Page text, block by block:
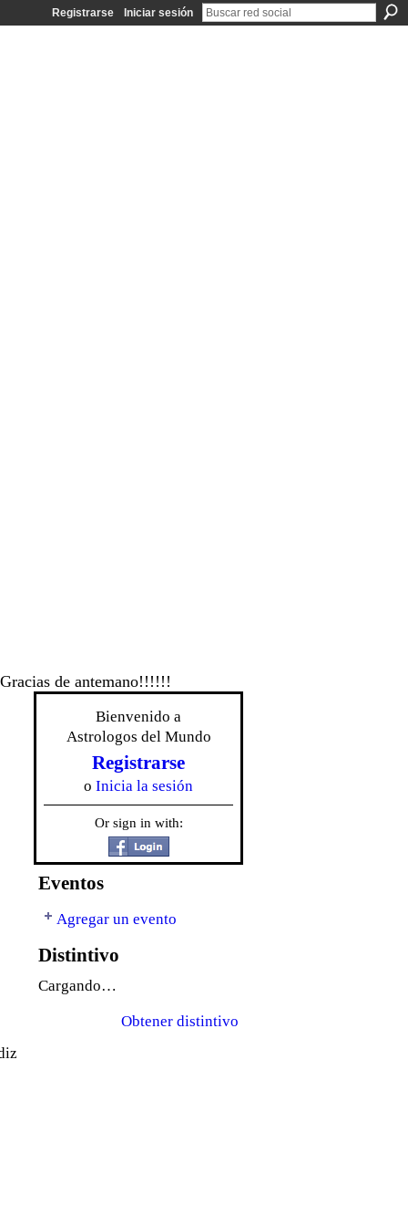
Registrarse Iniciar sesión
de antemano!!!!!!
Bienvenido a
Astrologos del Mundo
Registrarse
o Inicia la sesión
Or sign in with:
Eventos
Agregar un evento
Distintivo
Cargando…
Obtener distintivo